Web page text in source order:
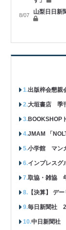
8/07 山梨日日新
出版梓会懇親
大垣書店 季
BOOKSHOP
JMAM 「
小学館 マン
インプレス
取協・雑協
【決算】 デ
毎日新聞社
中日新聞社